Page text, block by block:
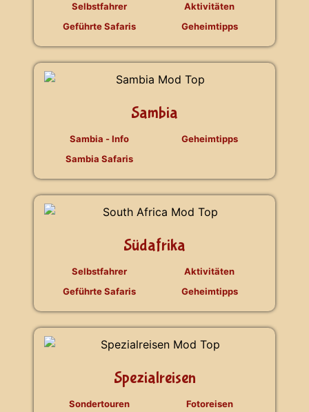
Selbstfahrer
Geführte Safaris
Aktivitäten
Geheimtipps
Sambia
Sambia - Info
Sambia Safaris
Geheimtipps
Südafrika
Selbstfahrer
Geführte Safaris
Aktivitäten
Geheimtipps
Spezialreisen
Sondertouren
Fotoreisen